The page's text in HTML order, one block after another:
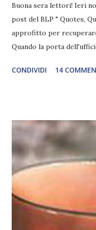
Buona sera lettori! Ieri
post del BLP " Quotes,
approfitto per
Quando la porta
più abbassarlo. « Miles ti
come si parla. Le
presentare la persona
dimentica di aspettare di
iniziare a straziarmi il
Rachel. Rachel. Rachel.
Come un racconto, una
piovono al centro di una
CONDIVIDI 14